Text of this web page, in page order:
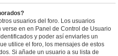
usuarios del foro. Los usuarios
en en Panel de Control de Usuario
y poder así enviarles un
utilice el foro, los mensajes de estos
Si añade un usuario a su lista de